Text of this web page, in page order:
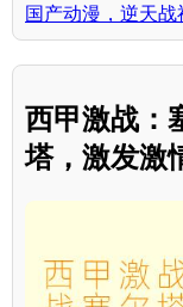
国产动漫，逆天战
西甲激战：
塔，激发激